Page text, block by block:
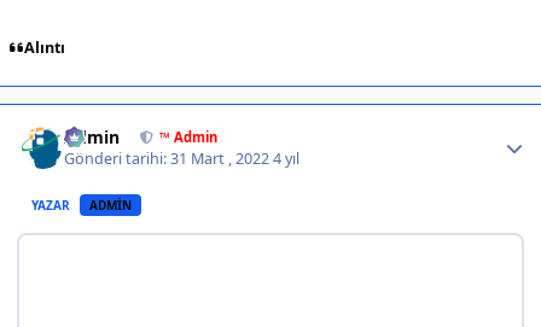
Alıntı
Admin ™ Admin
Gönderi tarihi:31 Mart , 20224 yıl
YAZAR ADMIN